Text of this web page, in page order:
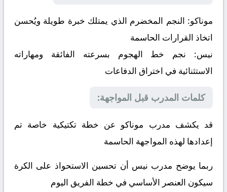
موناكو: النجم المخضرم الذي يمتلك خبرة طويلة ويُحسن
اتخاذ القرارات الحاسمة
نيس: نجم خط الهجوم بسرعته الفائقة ومهاراته
الاستثنائية في اختراق الدفاعات
كلمات المدرب قبل المواجهة:
قد يكشف مدرب موناكو عن خطة تكتيكية خاصة تم
إعدادها لهذه المواجهة الحاسمة
ربما يوضح مدرب نيس أن تحسين الاستحواذ على الكرة
سيكون العنصر الأساسي في خطة الفريق اليوم